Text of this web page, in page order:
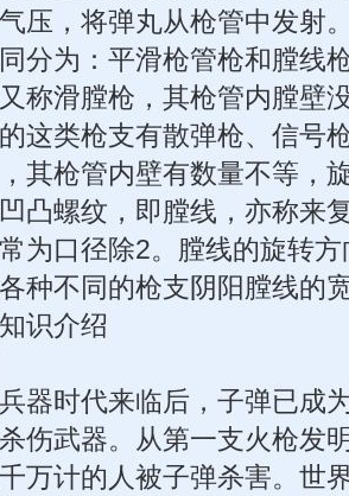
压，将弹丸从枪管中发射
分为：平滑枪管枪和膛线
称滑膛枪，其枪管内膛壁
这类枪支有散弹枪、信号
其枪管内壁有数量不等，
凸螺纹，即膛线，亦称来
为口径除2。膛线的旋转
种不同的枪支阴阳膛线的
识介绍
器时代来临后，子弹已成
伤武器。从第一支火枪发
万计的人被子弹杀害。世